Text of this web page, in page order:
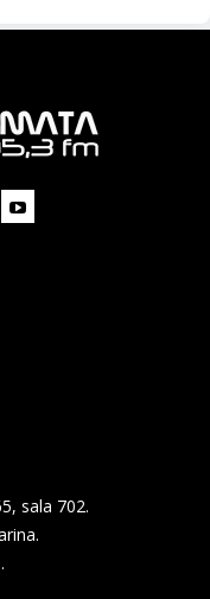
sala 702.